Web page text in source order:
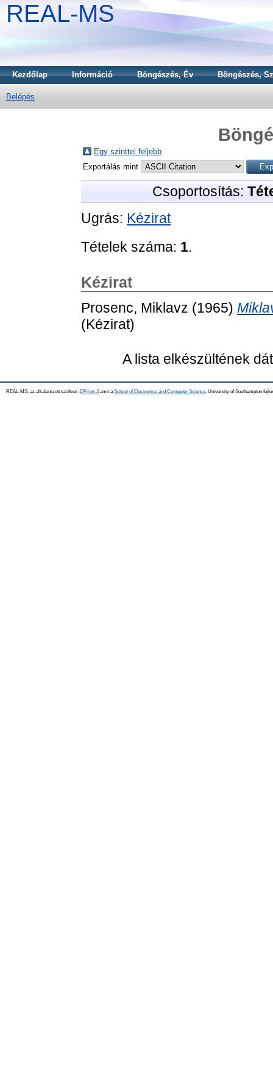
REAL-MS
Kezdőlap Információ Böngészés, Év Böngészés,
Belépés
Egy szinttel feljebb
Exportálás mint
Csoportosítás:
Ugrás: Kézirat
Tételek száma: 1.
Kézirat
Prosenc, Miklavz (1965)
(Kézirat)
A lista elkészültének
REAL-MS, az alkalamzott szoftver: EPrints 3amit a School of Electronics and Computer Science , University of Southampton